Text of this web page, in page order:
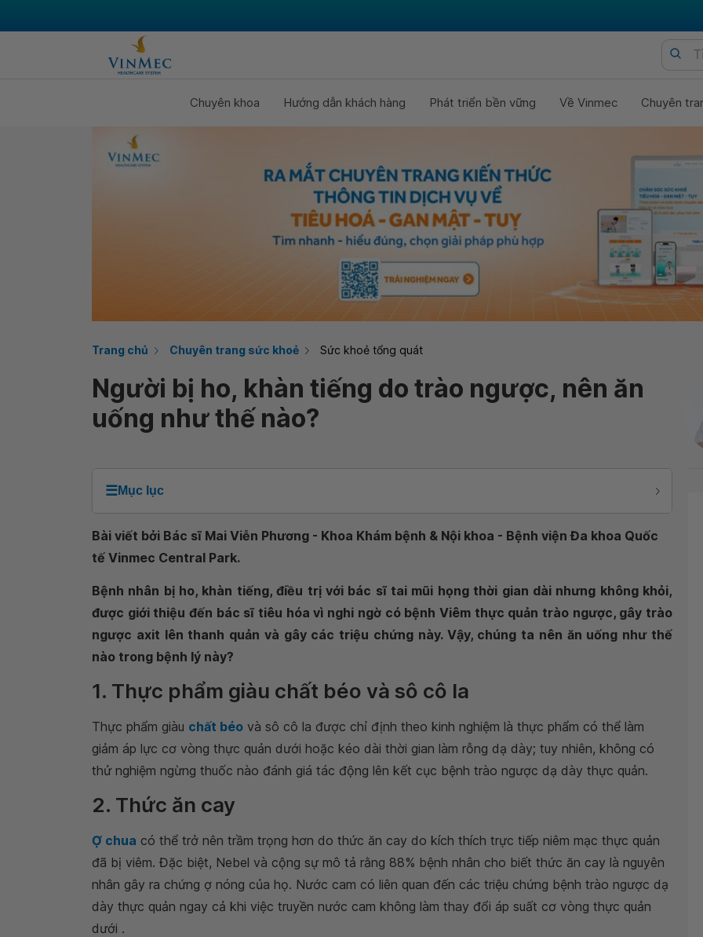
Chuyên khoa Hướng dẫn khách hàng Phát triển bền vững Về Vinmec Chuyên
Trang chủ Chuyên trang sức khoẻ Sức khoẻ tổng quát
Người bị ho, khàn tiếng do trào ngược, nên ăn
uống như thế nào?
☰Mục lục
Bài viết bởi Bác sĩ Mai Viễn Phương - Khoa Khám bệnh & Nội khoa - Bệnh viện Đa khoa Quốc
tế Vinmec Central Park.
Bệnh nhân bị ho, khàn tiếng, điều trị với bác sĩ tai mũi họng thời gian dài nhưng không khỏi,
được giới thiệu đến bác sĩ tiêu hóa vì nghi ngờ có bệnh Viêm thực quản trào ngược, gây trào
ngược axit lên thanh quản và gây các triệu chứng này. Vậy, chúng ta nên ăn uống như thế
nào trong bệnh lý này?
1. Thực phẩm giàu chất béo và sô cô la
Thực phẩm giàu chất béo và sô cô la được chỉ định theo kinh nghiệm là thực phẩm có thể làm
giảm áp lực cơ vòng thực quản dưới hoặc kéo dài thời gian làm rỗng dạ dày; tuy nhiên, không có
thử nghiệm ngừng thuốc nào đánh giá tác động lên kết cục bệnh trào ngược dạ dày thực quản.
2. Thức ăn cay
Ợ chua có thể trở nên trầm trọng hơn do thức ăn cay do kích thích trực tiếp niêm mạc thực quản
đã bị viêm. Đặc biệt, Nebel và cộng sự mô tả rằng 88% bệnh nhân cho biết thức ăn cay là nguyên
nhân gây ra chứng ợ nóng của họ. Nước cam có liên quan đến các triệu chứng bệnh trào ngược dạ
dày thực quản ngay cả khi việc truyền nước cam không làm thay đổi áp suất cơ vòng thực quản
dưới .